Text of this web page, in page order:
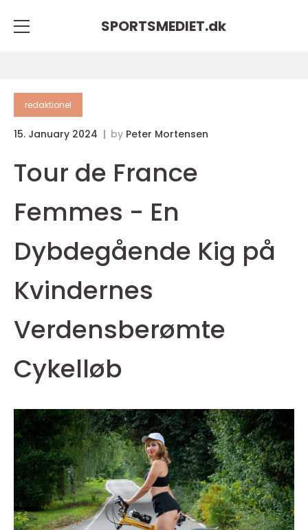
SPORTSMEDIET.dk
redaktionel
15. January 2024 by Peter Mortensen
Tour de France
Femmes - En
Dybdegående Kig på
Kvindernes
Verdensberømte
Cykelløb